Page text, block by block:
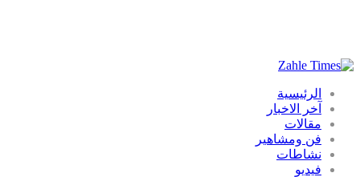
الرئيسية
آخر الاخبار
مقالات
فن ومشاهير
نشاطات
فيديو